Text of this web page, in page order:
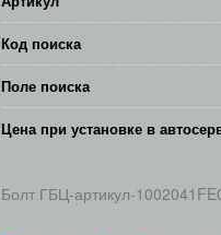
Код поиска
Поле поиска
Цена при установке в
Болт ГБЦ-артикул-